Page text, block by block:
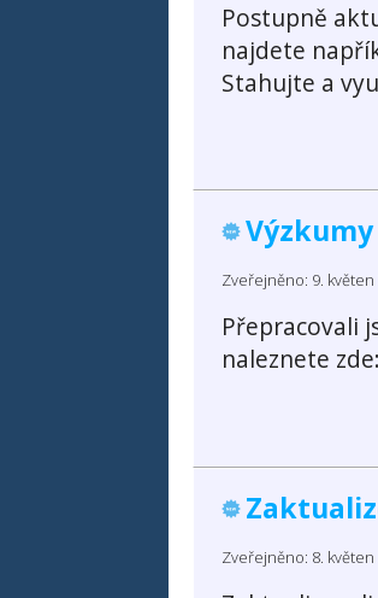
Postupně
najdete
Stahujte a
Výzkumy
Zveřejněno: 9. květen
Přepracovali
naleznete zde:
Zveřejněno: 8. květen